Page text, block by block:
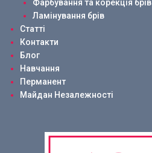
Фарбування та корекція брів
Ламінування брів
Статті
Контакти
Блог
Навчання
Перманент
Майдан Незалежності